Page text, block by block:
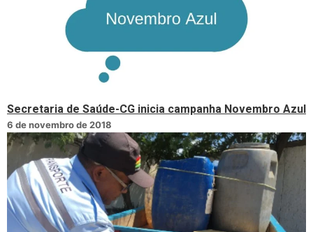
Secretaria de Saúde-CG inicia campanha Novembro Azul
6 de novembro de 2018